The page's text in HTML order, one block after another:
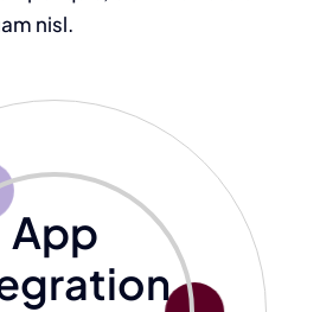
nisl.
App